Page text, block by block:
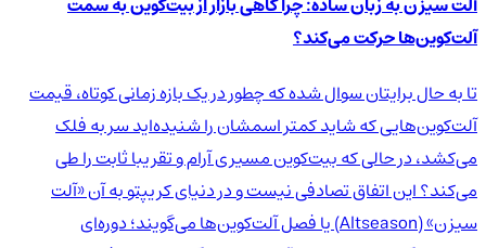
آلت‌کوین‌ها حرکت می‌کند؟
تا به حال برایتان سوال شده که چطور در یک بازه زمانی کوتاه، قیمت
آلت‌کوین‌هایی که شاید کمتر اسمشان را شنیده‌اید سر به فلک
می‌کشد، در حالی که بیت‌کوین مسیری آرام و تقریبا ثابت را طی
می‌کند؟ این اتفاق تصادفی نیست و در دنیای کریپتو به آن «آلت
سیزن» (Altseason) یا فصل آلت‌کوین‌ها می‌گویند؛ دوره‌ای